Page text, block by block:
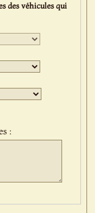
des véhicules qui
: